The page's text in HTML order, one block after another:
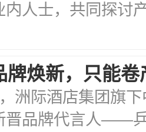
内人士，共同探讨
牌焕新，只能卷
洲际酒店集团旗
晋品牌代言人——